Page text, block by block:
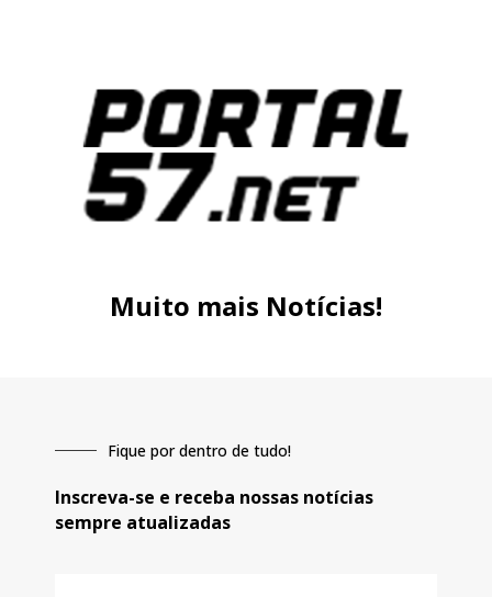
Muito mais Notícias!
Fique por dentro de tudo!
Inscreva-se e receba nossas notícias
sempre atualizadas